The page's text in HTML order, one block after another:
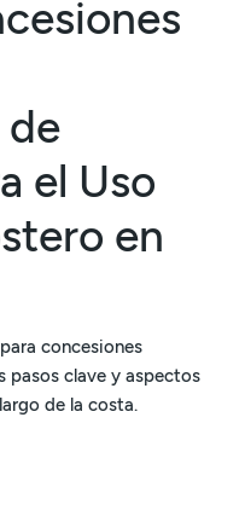
el Uso
en
concesiones
pasos clave y aspectos
de la costa.